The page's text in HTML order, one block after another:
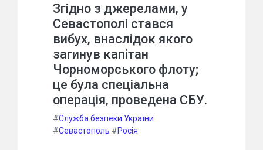
Згідно з джерелами, у
Севастополі стався
вибух, внаслідок якого
загинув капітан
Чорноморського флоту;
це була спеціальна
операція, проведена СБУ.
#Служба безпеки України
#Севастополь #Росія